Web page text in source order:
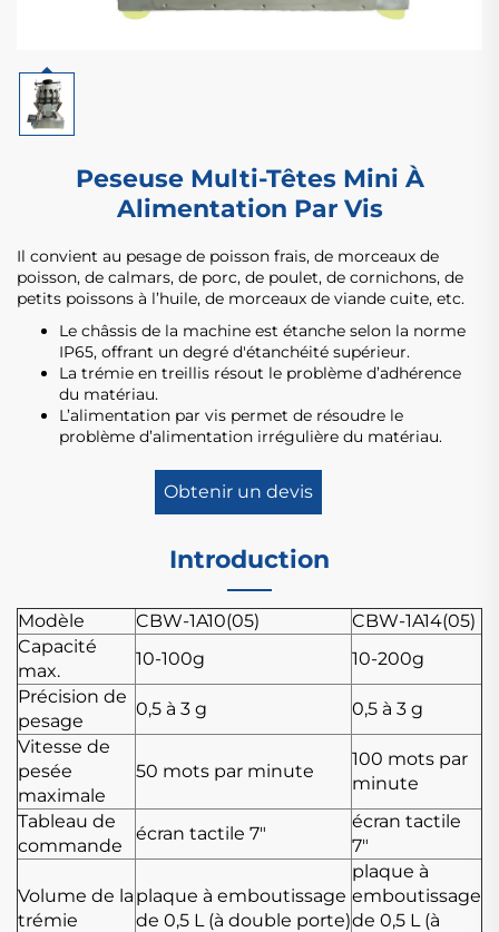
Peseuse Multi-Têtes Mini À
Alimentation Par Vis
Il convient au pesage de poisson frais, de morceaux de
poisson, de calmars, de porc, de poulet, de cornichons, de
petits poissons à l’huile, de morceaux de viande cuite, etc.
Le châssis de la machine est étanche selon la norme
IP65, offrant un degré d'étanchéité supérieur.
La trémie en treillis résout le problème d’adhérence
du matériau.
L’alimentation par vis permet de résoudre le
problème d’alimentation irrégulière du matériau.
Obtenir un devis
Introduction
Modèle CBW-1A10(05)
CBW-1A14(05)
Capacité
max.
10-100g
10-200g
Précision de
pesage
0,5 à 3 g
0,5 à 3 g
Vitesse de
pesée
maximale
50 mots par minute
100 mots par
minute
Tableau de
commande
écran tactile 7"
écran tactile
7"
Volume de la
trémie
plaque à emboutissage
de 0,5 L (à double porte)
plaque à
emboutissage
de 0,5 L (à